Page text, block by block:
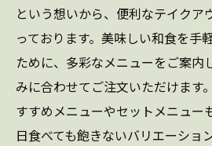
という想いから、便利なテイクア
っております。美味しい和食を手
ために、多彩なメニューをご案内
みに合わせてご注文いただけます
すすめメニューやセットメニュー
日食べても飽きないバリエーショ